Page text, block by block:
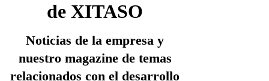
de XITASO
Noticias de la empresa y
nuestro magazine de temas
relacionados con el desarrollo